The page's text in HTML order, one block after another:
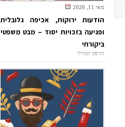
מאי 11, 2026
הודעות ירוקות, אכיפה גלובלית
ופגיעה בזכויות יסוד – מבט משפטי
ביקורתי
הדופק הפלילי